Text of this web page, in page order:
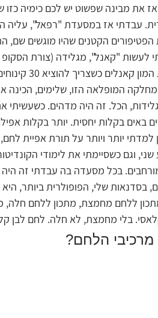
חנוכה פורים פסח
את מבינה שפשוט יש לכם כימיה
עבדתי אז במסעדת "רפאל", עליה
הפטיפורים הקטנים שהיו מוגשים
לעשות "קאנל", מגלידה (צורת הסקופ
ולמדתי שזה
המופלאה הזו, שלימים, הכינה
הכל. זה היה מדהים.
בקלות יחסית. יותר בקלות
יותר ויותר על תורת אפיית
וגם כשסיימתי את לימודי
בכל מסעדה בה עבדתי זה
בסדנאות שלי, הפופולרית ביותר,
ללחם מחמצת, מתכון ללחם חלה,
בלי מחמצת, לא חלה. לחם לבן
הלחם?